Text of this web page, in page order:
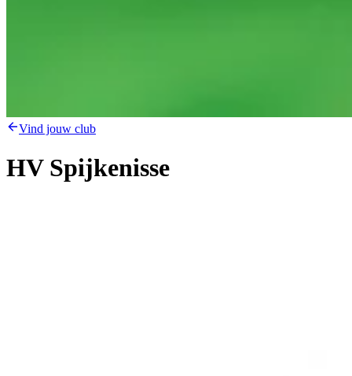
Vind jouw club
HV Spijkenisse